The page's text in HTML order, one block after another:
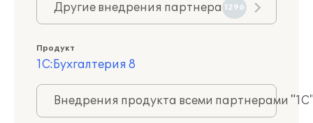
Другие внедрения партнера 1296
Продукт
1С:Бухгалтерия 8
Внедрения продукта всеми партнерами